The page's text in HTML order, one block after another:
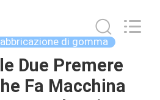
di gomma
Due Premere
Fa Macchina